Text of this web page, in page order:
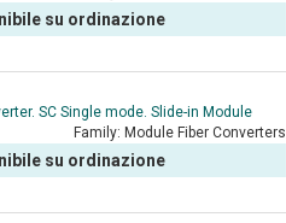
su ordinazione
SC Single mode. Slide-in Module
Family: Module Fiber Converters
su ordinazione